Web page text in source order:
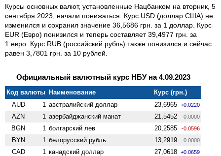
Курсы основных валют, установленные Нацбанком на вторник, 5
сентября 2023, начали понижаться. Курс USD (доллар США) не
изменился и сохранил значение 36,5686 грн. за 1 доллар. Курс
EUR (Евро) понизился и теперь составляет 39,4977 грн. за
1 евро. Курс RUB (российский рубль) также понизился и сейчас
равен 3,7801 грн. за 10 рублей.
Официальный валютный курс НБУ на 4.09.2023
Код валюты Наименование
Курс (грн.)
AUD
1 австралийский доллар 23,6965 +0.0220
AZN 1 азербайджанский манат 21,5452 0.0000
BGN 1 болгарский лев 20,2585 -0.0596
BYN 1 белорусский рубль 13,2919 0.0000
CAD 1 канадский доллар 27,0618 +0.0659